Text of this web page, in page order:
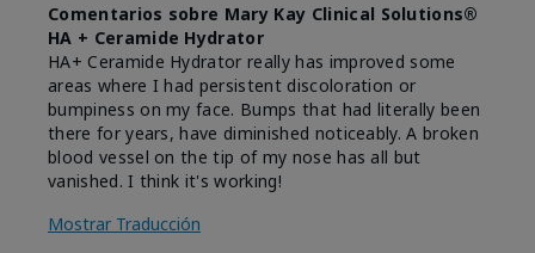
Comentarios sobre Mary Kay Clinical Solutions®
HA + Ceramide Hydrator
HA+ Ceramide Hydrator really has improved some
areas where I had persistent discoloration or
bumpiness on my face. Bumps that had literally been
there for years, have diminished noticeably. A broken
blood vessel on the tip of my nose has all but
vanished. I think it's working!
Mostrar Traducción